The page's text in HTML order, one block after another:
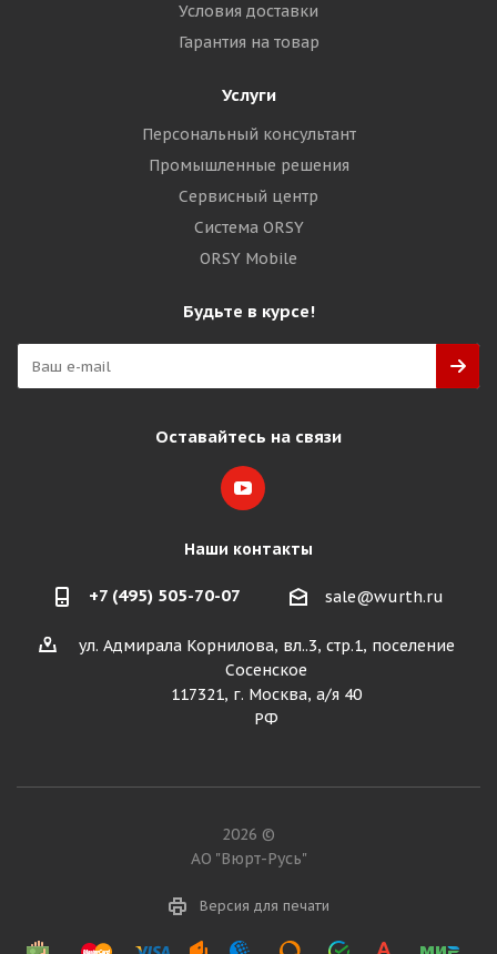
Условия доставки
Гарантия на товар
Услуги
Персональный консультант
Промышленные решения
Сервисный центр
Система ORSY
ORSY Mobile
Будьте в курсе!
Оставайтесь на связи
Наши контакты
+7 (495) 505-70-07 sale@wurth.ru
ул. Адмирала Корнилова, вл..3, стр.1, поселение
Сосенское
117321, г. Москва, а/я 40
РФ
2026 ©
АО "Вюрт-Русь"
Версия для печати